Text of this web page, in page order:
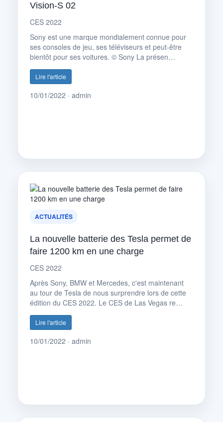
Vision-S 02
CES 2022
Sony est une marque mondialement connue pour
ses consoles de jeu, ses téléviseurs et peut-être
bientôt pour ses voitures. © Sony La présen…
Lire l'article
10/01/2022 · admin
ACTUALITÉS
La nouvelle batterie des Tesla permet de
faire 1200 km en une charge
CES 2022
Après Sony, BMW et Mercedes, c'est maintenant
au tour de Tesla de nous surprendre lors de cette
édition du CES 2022. Le CES de Las Vegas re…
Lire l'article
10/01/2022 · admin